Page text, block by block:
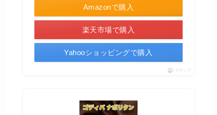
Amazonで購入
楽天市場で購入
Yahooショッピングで購入
ポチップ